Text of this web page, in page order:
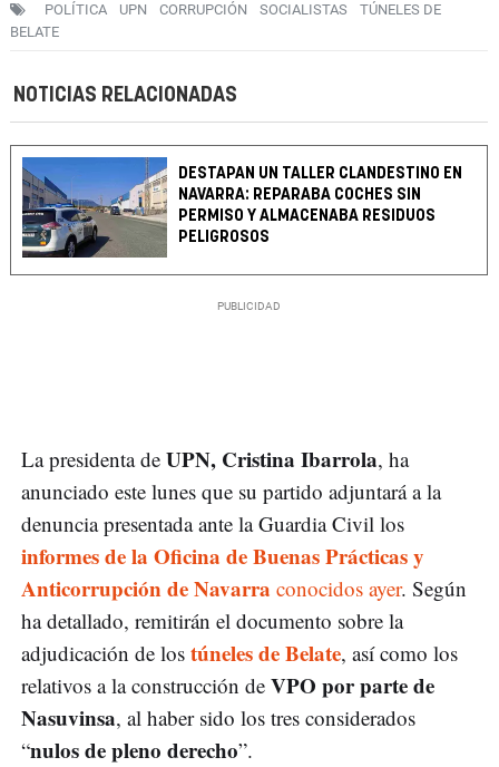
POLÍTICA UPN CORRUPCIÓN SOCIALISTAS
TÚNELES DE
BELATE
NOTICIAS RELACIONADAS
DESTAPAN UN TALLER CLANDESTINO EN
NAVARRA: REPARABA COCHES SIN
PERMISO Y ALMACENABA RESIDUOS
PELIGROSOS
La presidenta de UPN, Cristina Ibarrola, ha
anunciado este lunes que su partido adjuntará a la
denuncia presentada ante la Guardia Civil los
informes de la Oficina de Buenas Prácticas y
Anticorrupción de Navarra conocidos ayer. Según
ha detallado, remitirán el documento sobre la
adjudicación de los túneles de Belate, así como los
relativos a la construcción de VPO por parte de
Nasuvinsa, al haber sido los tres considerados
“nulos de pleno derecho”.